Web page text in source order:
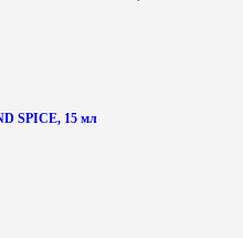
SPICE, 15 мл